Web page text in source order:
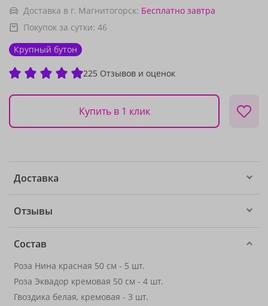
Доставка в г. Магнитогорск: Бесплатно завтра
Покупок за сутки: 46
Крупный бутон
225 Отзывов и оценок
Купить в 1 клик
Доставка
Отзывы
Состав
Роза Нина красная 50 см - 5 шт.
Роза Эквадор кремовая 50 см - 4 шт.
Гвоздика белая, кремовая - 3 шт.